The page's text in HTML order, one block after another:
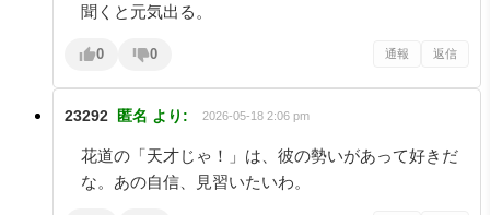
聞くと元気出る。
0 0 通報 返信
23292 匿名 より: 2026-05-18 2:06 pm
花道の「天才じゃ！」は、彼の勢いがあって好きだ
な。あの自信、見習いたいわ。